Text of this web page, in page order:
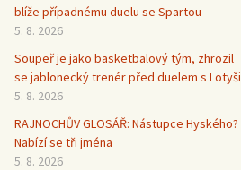
blíže případnému duelu se Spartou
5. 8. 2026
Soupeř je jako basketbalový tým, zhrozil
se jablonecký trenér před duelem s Lotyši
5. 8. 2026
RAJNOCHŮV GLOSÁŘ: Nástupce Hyského?
Nabízí se tři jména
5. 8. 2026